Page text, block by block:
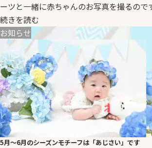
ーツと一緒に赤ちゃんのお写真を撮るの
続きを読む
お知らせ
5月～6月のシーズンモチーフは「あじさい」です